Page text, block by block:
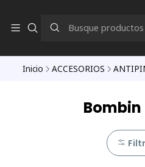
Inicio ACCESORIOS
Bombin